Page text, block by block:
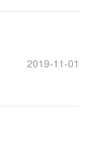
2019-11-01